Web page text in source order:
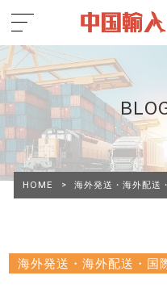
HOME > 海外発送・海外配送
海外発送・海外配送・国